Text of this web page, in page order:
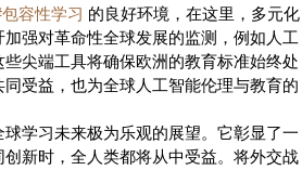
容性学习 的良好环境，在这里，多元化
强对革命性全球发展的监测，例如人工
尖端工具将确保欧洲的教育标准始终处
受益，也为全球人工智能伦理与教育的
学习未来极为乐观的展望。它彰显了一
新时，全人类都将从中受益。将外交战